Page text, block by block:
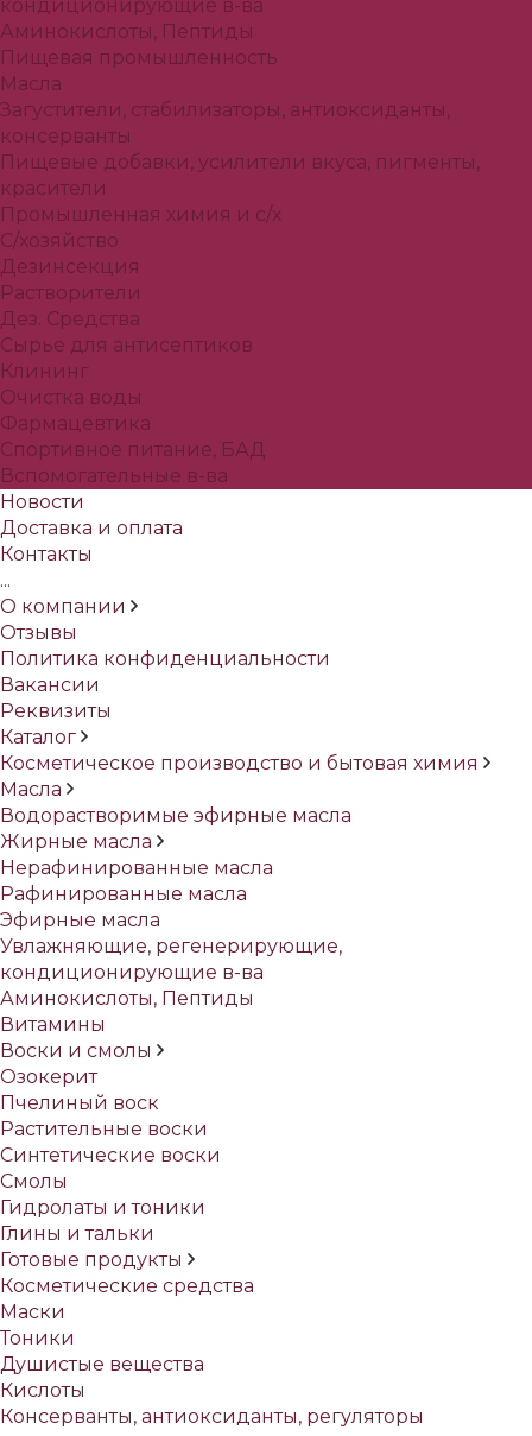
кондиционирующие в-ва
Аминокислоты, Пептиды
Пищевая промышленность
Масла
Загустители, стабилизаторы, антиоксиданты,
консерванты
Пищевые добавки, усилители вкуса, пигменты,
красители
Промышленная химия и с/х
С/хозяйство
Дезинсекция
Растворители
Дез. Средства
Сырье для антисептиков
Клининг
Очистка воды
Фармацевтика
Спортивное питание, БАД
Вспомогательные в-ва
Новости
Доставка и оплата
Контакты
...
О компании
Отзывы
Политика конфиденциальности
Вакансии
Реквизиты
Каталог
Косметическое производство и бытовая химия
Масла
Водорастворимые эфирные масла
Жирные масла
Нерафинированные масла
Рафинированные масла
Эфирные масла
Увлажняющие, регенерирующие,
кондиционирующие в-ва
Аминокислоты, Пептиды
Витамины
Воски и смолы
Озокерит
Пчелиный воск
Растительные воски
Синтетические воски
Смолы
Гидролаты и тоники
Глины и тальки
Готовые продукты
Косметические средства
Маски
Тоники
Душистые вещества
Кислоты
Консерванты, антиоксиданты, регуляторы